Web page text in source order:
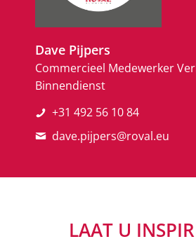
Dave Pijpers
Commercieel Medewerker
Binnendienst
+31 492 56 10 84
dave.pijpers@roval.eu
LAAT U